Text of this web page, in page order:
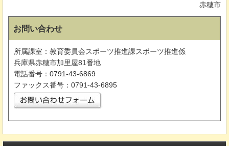
赤穂市
お問い合わせ
所属課室：教育委員会スポーツ推進課スポーツ推進係
兵庫県赤穂市加里屋81番地
電話番号：0791-43-6869
ファックス番号：0791-43-6895